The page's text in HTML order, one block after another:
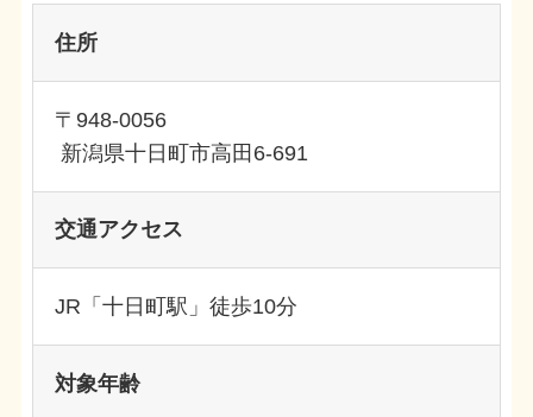
住所
〒948-0056
新潟県十日町市高田6-691
交通アクセス
JR「十日町駅」徒歩10分
対象年齢